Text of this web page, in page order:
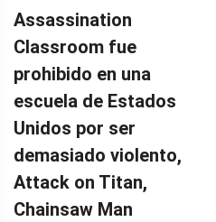
Assassination
Classroom fue
prohibido en una
escuela de Estados
Unidos por ser
demasiado violento,
Attack on Titan,
Chainsaw Man